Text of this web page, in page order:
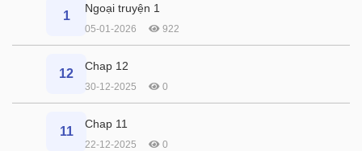
1
Ngoại truyện 1
05-01-2026 922
12
Chap 12
30-12-2025 0
11
Chap 11
22-12-2025 0